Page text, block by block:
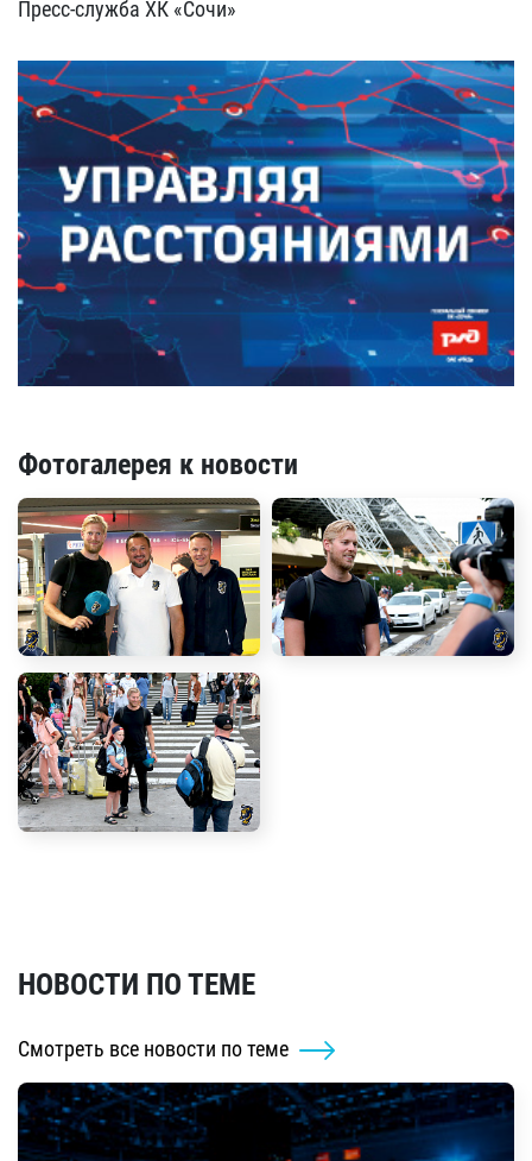
Пресс-служба ХК «Сочи»
Фотогалерея к новости
НОВОСТИ ПО ТЕМЕ
Смотреть все новости по теме